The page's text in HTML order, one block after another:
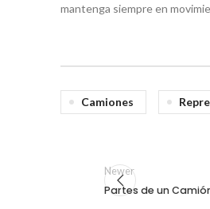
mantenga siempre en
Camiones
Newer
Partes de un